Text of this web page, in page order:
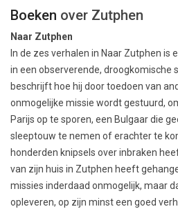
Boeken over Zutphen
Naar Zutphen
In de zes verhalen in Naar Zutphen is
in een observerende, droogkomische
beschrijft hoe hij door toedoen van
onmogelijke missie wordt gestuurd,
Parijs op te sporen, een Bulgaar die
sleeptouw te nemen of erachter te
honderden knipsels over inbraken
van zijn huis in Zutphen heeft
missies inderdaad onmogelijk, maar
opleveren, op zijn minst een goed